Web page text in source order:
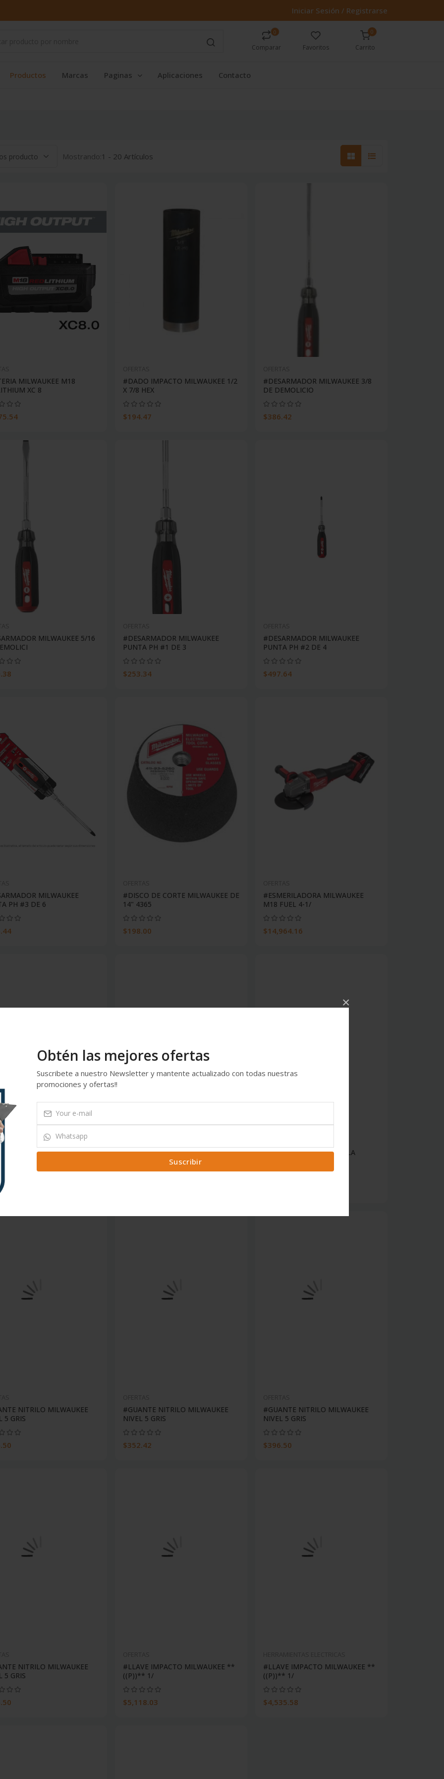
Obtén las mejores ofertas
Suscribete a nuestro Newsletter y mantente actualizado con todas nuestras
promociones y ofertas!!
Suscribir
×
Iniciar Sesión / Registrarse
0
Comparar Favoritos
0
Carrito
Productos Marcas Paginas Aplicaciones Contacto
Mostrando:1 - 20 Artículos
MILWAUKEE M18
XC 8
#DADO IMPACTO MILWAUKEE 1/2
X 7/8 HEX
$194.47
#DESARMADOR MILWAUKEE 3/8
DE DEMOLICIO
$386.42
MILWAUKEE 5/16
#DESARMADOR MILWAUKEE
PUNTA PH #1 DE 3
$253.34
#DESARMADOR MILWAUKEE
PUNTA PH #2 DE 4
$497.64
MILWAUKEE
PH #3 DE 6
#DISCO DE CORTE MILWAUKEE DE
14" 4365
$198.00
#ESMERILADORA MILWAUKEE
M18 FUEL 4-1/
$14,964.16
MILWAUKEE
16' 5M
#FLEXOMETRO MILWAUKEE
COMPACTO 26' 8M
#FUMIGADOR DE MOCHILA
NITRILO MILWAUKEE
5 GRIS
#GUANTE NITRILO MILWAUKEE
NIVEL 5 GRIS
$352.42
#GUANTE NITRILO MILWAUKEE
NIVEL 5 GRIS
$396.50
NITRILO MILWAUKEE
5 GRIS
#LLAVE IMPACTO MILWAUKEE **
((P))** 1/
$5,118.03
#LLAVE IMPACTO MILWAUKEE **
((P))** 1/
$4,535.58